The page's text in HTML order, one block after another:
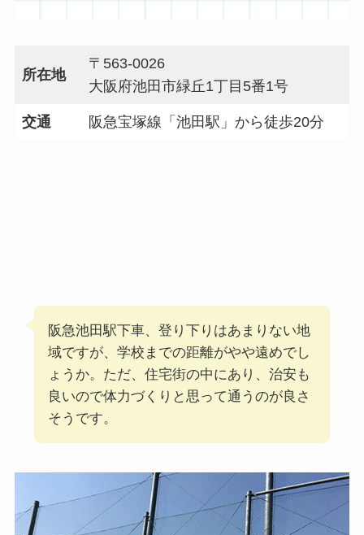
所在地
〒563-0026
大阪府池田市緑丘1丁目5番1号
交通 阪急宝塚線「池田駅」から徒歩20分
阪急池田駅下車、登り下りはあまりない地
域ですが、学校までの距離がやや遠めでし
ょうか。ただ、住宅街の中にあり、治安も
良いので体力づくりと思って通うのが良さ
そうです。